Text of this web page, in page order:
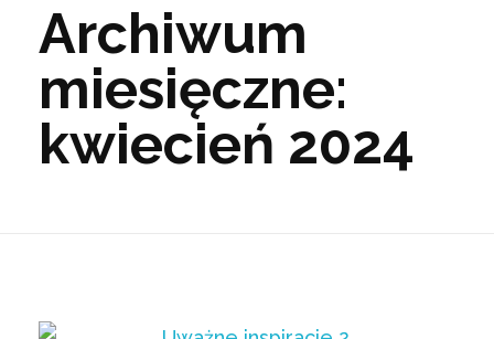
Archiwum
miesięczne:
kwiecień 2024